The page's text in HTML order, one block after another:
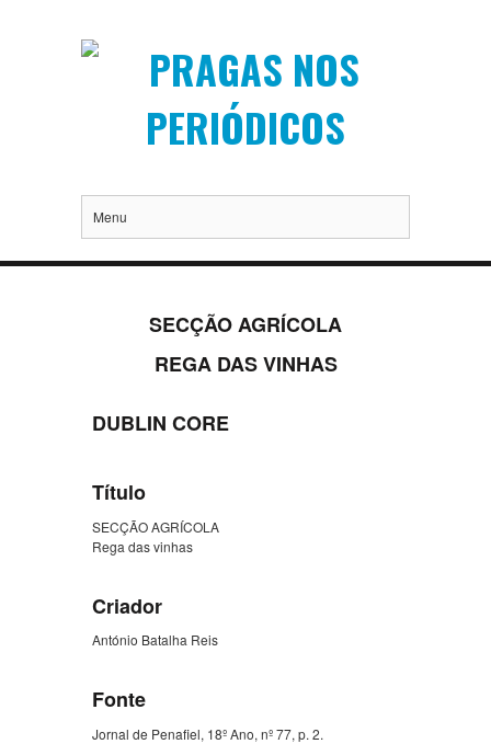
Menu
SECÇÃO AGRÍCOLA
REGA DAS VINHAS
DUBLIN CORE
Título
SECÇÃO AGRÍCOLA
Rega das vinhas
Criador
António Batalha Reis
Fonte
Jornal de Penafiel, 18º Ano, nº 77, p. 2.